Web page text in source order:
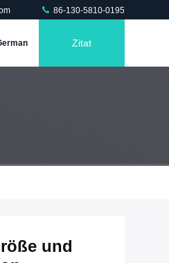
86-130-5810-0195
Zitat
und